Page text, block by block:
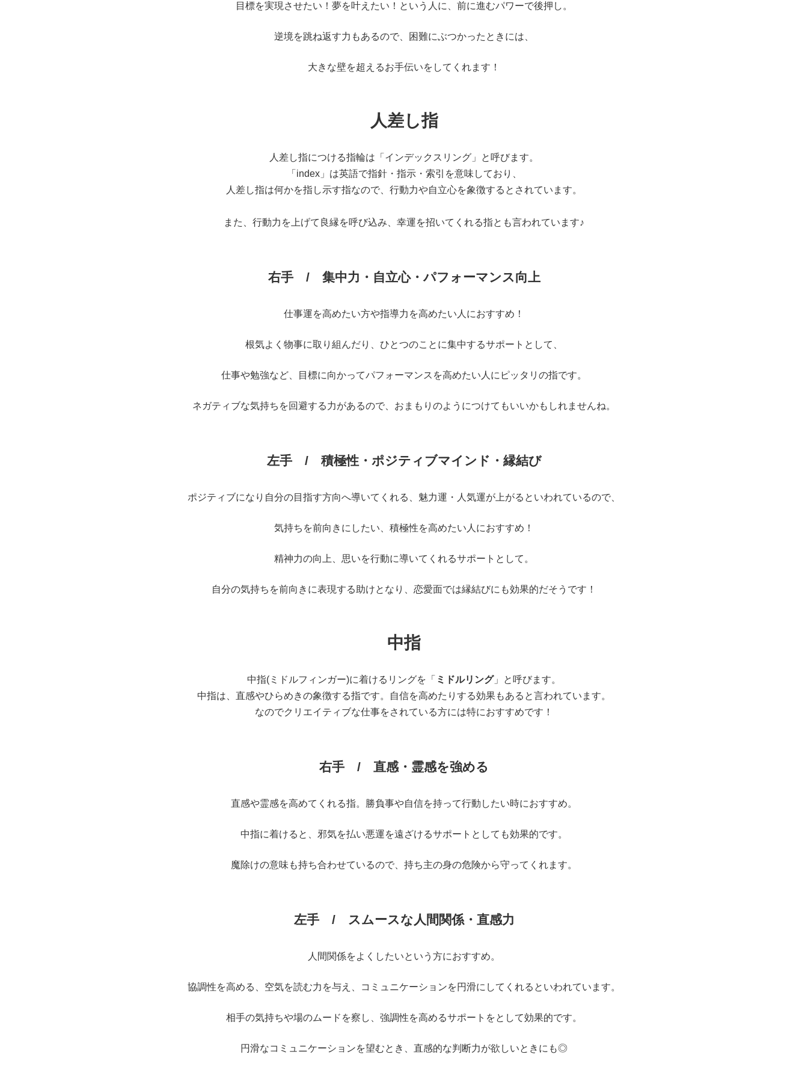
目標を実現させたい！夢を叶えたい！という人に、前に進むパワーで後押し。
逆境を跳ね返す力もあるので、困難にぶつかったときには、
大きな壁を超えるお手伝いをしてくれます！
人差し指
人差し指につける指輪は「インデックスリング」と呼びます。
「index」は英語で指針・指示・索引を意味しており、
人差し指は何かを指し示す指なので、行動力や自立心を象徴するとされています。
また、行動力を上げて良縁を呼び込み、幸運を招いてくれる指とも言われています♪
右手 / 集中力・自立心・パフォーマンス向上
仕事運を高めたい方や指導力を高めたい人におすすめ！
根気よく物事に取り組んだり、ひとつのことに集中するサポートとして、
仕事や勉強など、目標に向かってパフォーマンスを高めたい人にピッタリの指です。
ネガティブな気持ちを回避する力があるので、おまもりのようにつけてもいいかもしれませんね。
左手 / 積極性・ポジティブマインド・縁結び
ポジティブになり自分の目指す方向へ導いてくれる、魅力運・人気運が上がるといわれているので、
気持ちを前向きにしたい、積極性を高めたい人におすすめ！
精神力の向上、思いを行動に導いてくれるサポートとして。
自分の気持ちを前向きに表現する助けとなり、恋愛面では縁結びにも効果的だそうです！
中指
中指(ミドルフィンガー)に着けるリングを「 ミドルリング」と呼びます。
中指は、直感やひらめきの象徴する指です。自信を高めたりする効果もあると言われています。
なのでクリエイティブな仕事をされている方には特におすすめです！
右手 / 直感・霊感を強める
直感や霊感を高めてくれる指。勝負事や自信を持って行動したい時におすすめ。
中指に着けると、邪気を払い悪運を遠ざけるサポートとしても効果的です。
魔除けの意味も持ち合わせているので、持ち主の身の危険から守ってくれます。
左手 / スムースな人間関係・直感力
人間関係をよくしたいという方におすすめ。
協調性を高める、空気を読む力を与え、コミュニケーションを円滑にしてくれるといわれています。
相手の気持ちや場のムードを察し、強調性を高めるサポートをとして効果的です。
円滑なコミュニケーションを望むとき、直感的な判断力が欲しいときにも◎